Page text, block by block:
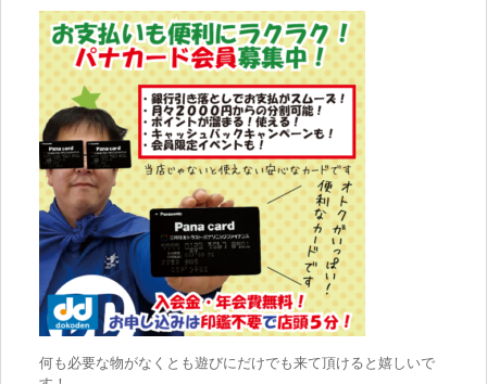
何も必要な物がなくとも遊びにだけでも来て頂けると嬉しいで